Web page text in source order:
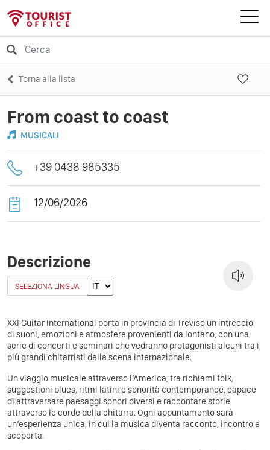
Torna alla lista
From coast to coast
MUSICALI
+39 0438 985335
12/06/2026
Descrizione
SELEZIONA LINGUA
XXI Guitar International porta in provincia di Treviso un intreccio
di suoni, emozioni e atmosfere provenienti da lontano, con una
serie di concerti e seminari che vedranno protagonisti alcuni tra i
più grandi chitarristi della scena internazionale.
Un viaggio musicale attraverso l’America, tra richiami folk,
suggestioni blues, ritmi latini e sonorità contemporanee, capace
di attraversare paesaggi sonori diversi e raccontare storie
attraverso le corde della chitarra. Ogni appuntamento sarà
un’esperienza unica, in cui la musica diventa racconto, incontro e
scoperta.